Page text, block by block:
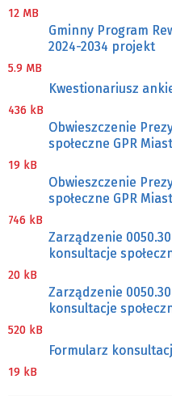
12 MB
Gminny Program
2024-2034 projekt
5.9 MB
Kwestionariusz
436 kB
Obwieszczenie
społeczne GPR
19 kB
Obwieszczenie
społeczne GPR
746 kB
Zarządzenie
konsultacje
20 kB
Zarządzenie
konsultacje
520 kB
Formularz
19 kB